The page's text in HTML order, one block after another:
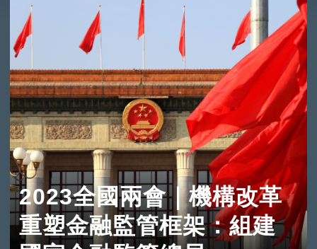
2023全國兩會｜機構改革
重塑金融監管框架：組建